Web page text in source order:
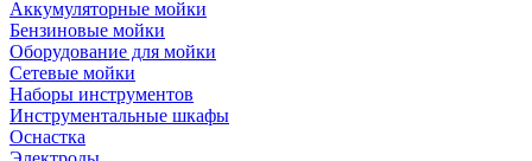
Аккумуляторные мойки
Бензиновые мойки
Оборудование для мойки
Сетевые мойки
Наборы инструментов
Инструментальные шкафы
Оснастка